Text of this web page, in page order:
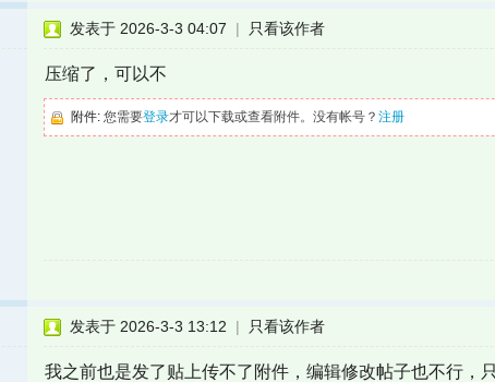
发表于 2026-3-3 04:07 | 只看该作者
压缩了，可以不
附件: 您需要登录才可以下载或查看附件。没有帐号？ 注册
发表于 2026-3-3 13:12 | 只看该作者
我之前也是发了贴上传不了附件，编辑修改帖子也不行，